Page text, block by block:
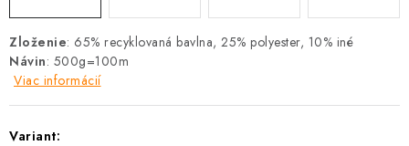
Zloženie: 65% recyklovaná bavlna, 25% polyester, 10% iné
Návin: 500g=100m
Viac informácií
Variant: